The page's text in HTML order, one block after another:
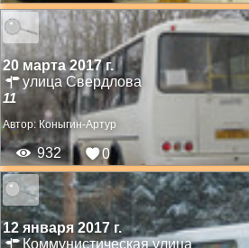
20 марта 2017 г.
улица Свердлова
11
Автор: Коныгин-Артур
932 0
12 января 2017 г.
Коммунистическая улица